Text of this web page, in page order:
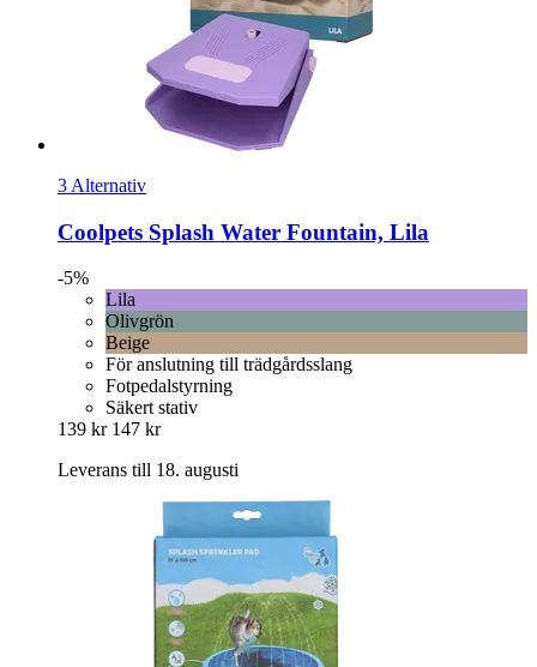
3 Alternativ
Coolpets Splash Water Fountain, Lila
-5%
Lila
Olivgrön
Beige
För anslutning till trädgårdsslang
Fotpedalstyrning
Säkert stativ
139 kr 147 kr
Leverans till 18. augusti